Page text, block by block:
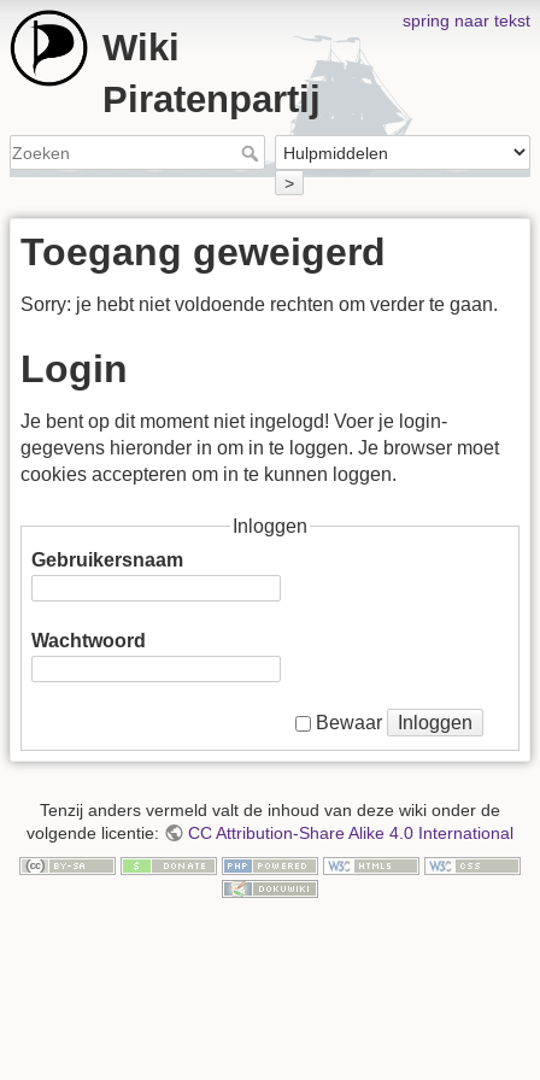
spring naar tekst
Wiki
Piratenpartij
>
Toegang geweigerd
Sorry: je hebt niet voldoende rechten om verder te gaan.
Login
Je bent op dit moment niet ingelogd! Voer je login-
gegevens hieronder in om in te loggen. Je browser moet
cookies accepteren om in te kunnen loggen.
Inloggen
Gebruikersnaam
Wachtwoord
Bewaar Inloggen
Tenzij anders vermeld valt de inhoud van deze wiki onder de
volgende licentie:
CC Attribution-Share Alike 4.0 International